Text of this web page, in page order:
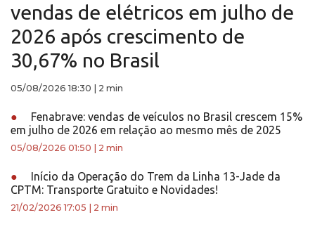
vendas de elétricos em julho de
2026 após crescimento de
30,67% no Brasil
05/08/2026 18:30 2 min
●
Fenabrave: vendas de veículos no Brasil crescem 15%
em julho de 2026 em relação ao mesmo mês de 2025
05/08/2026 01:50 2 min
●
Início da Operação do Trem da Linha 13-Jade da
CPTM: Transporte Gratuito e Novidades!
21/02/2026 17:05 2 min